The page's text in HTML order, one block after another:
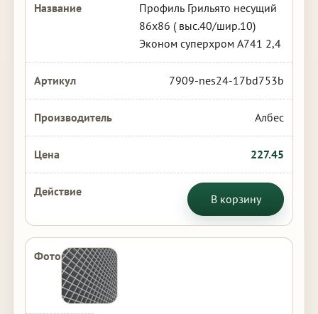
Профиль Грильято несущий
86х86 ( выс.40/шир.10)
Эконом суперхром А741 2,4
7909-nes24-17bd753b
Албес
227.45
В корзину